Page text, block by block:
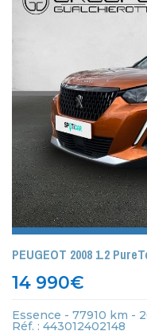
PEUGEOT 2008 1.2
14 990€
Essence - 77910 km -
Réf. : 443012402148